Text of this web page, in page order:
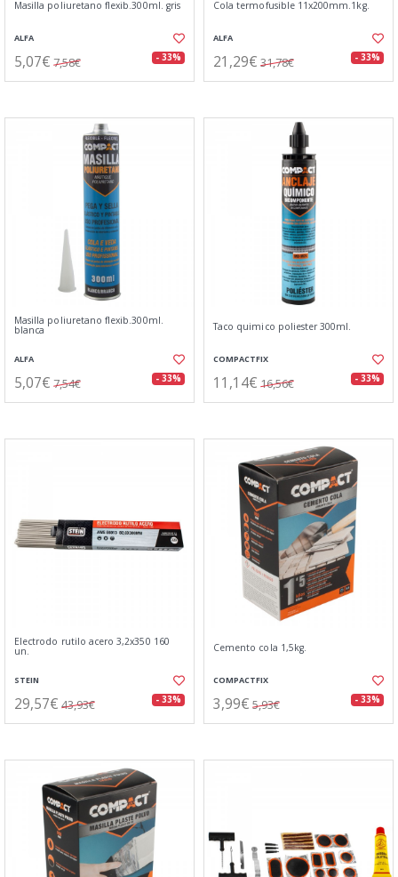
Masilla poliuretano flexib.300ml. gris
ALFA
5,07€ 7,58€ - 33%
Cola termofusible 11x200mm.1kg.
ALFA
21,29€ 31,78€ - 33%
Masilla poliuretano flexib.300ml.
blanca
ALFA
5,07€ 7,54€ - 33%
Taco quimico poliester 300ml.
COMPACTFIX
11,14€ 16,56€ - 33%
Electrodo rutilo acero 3,2x350 160
un.
STEIN
29,57€ 43,93€ - 33%
Cemento cola 1,5kg.
COMPACTFIX
3,99€ 5,93€ - 33%